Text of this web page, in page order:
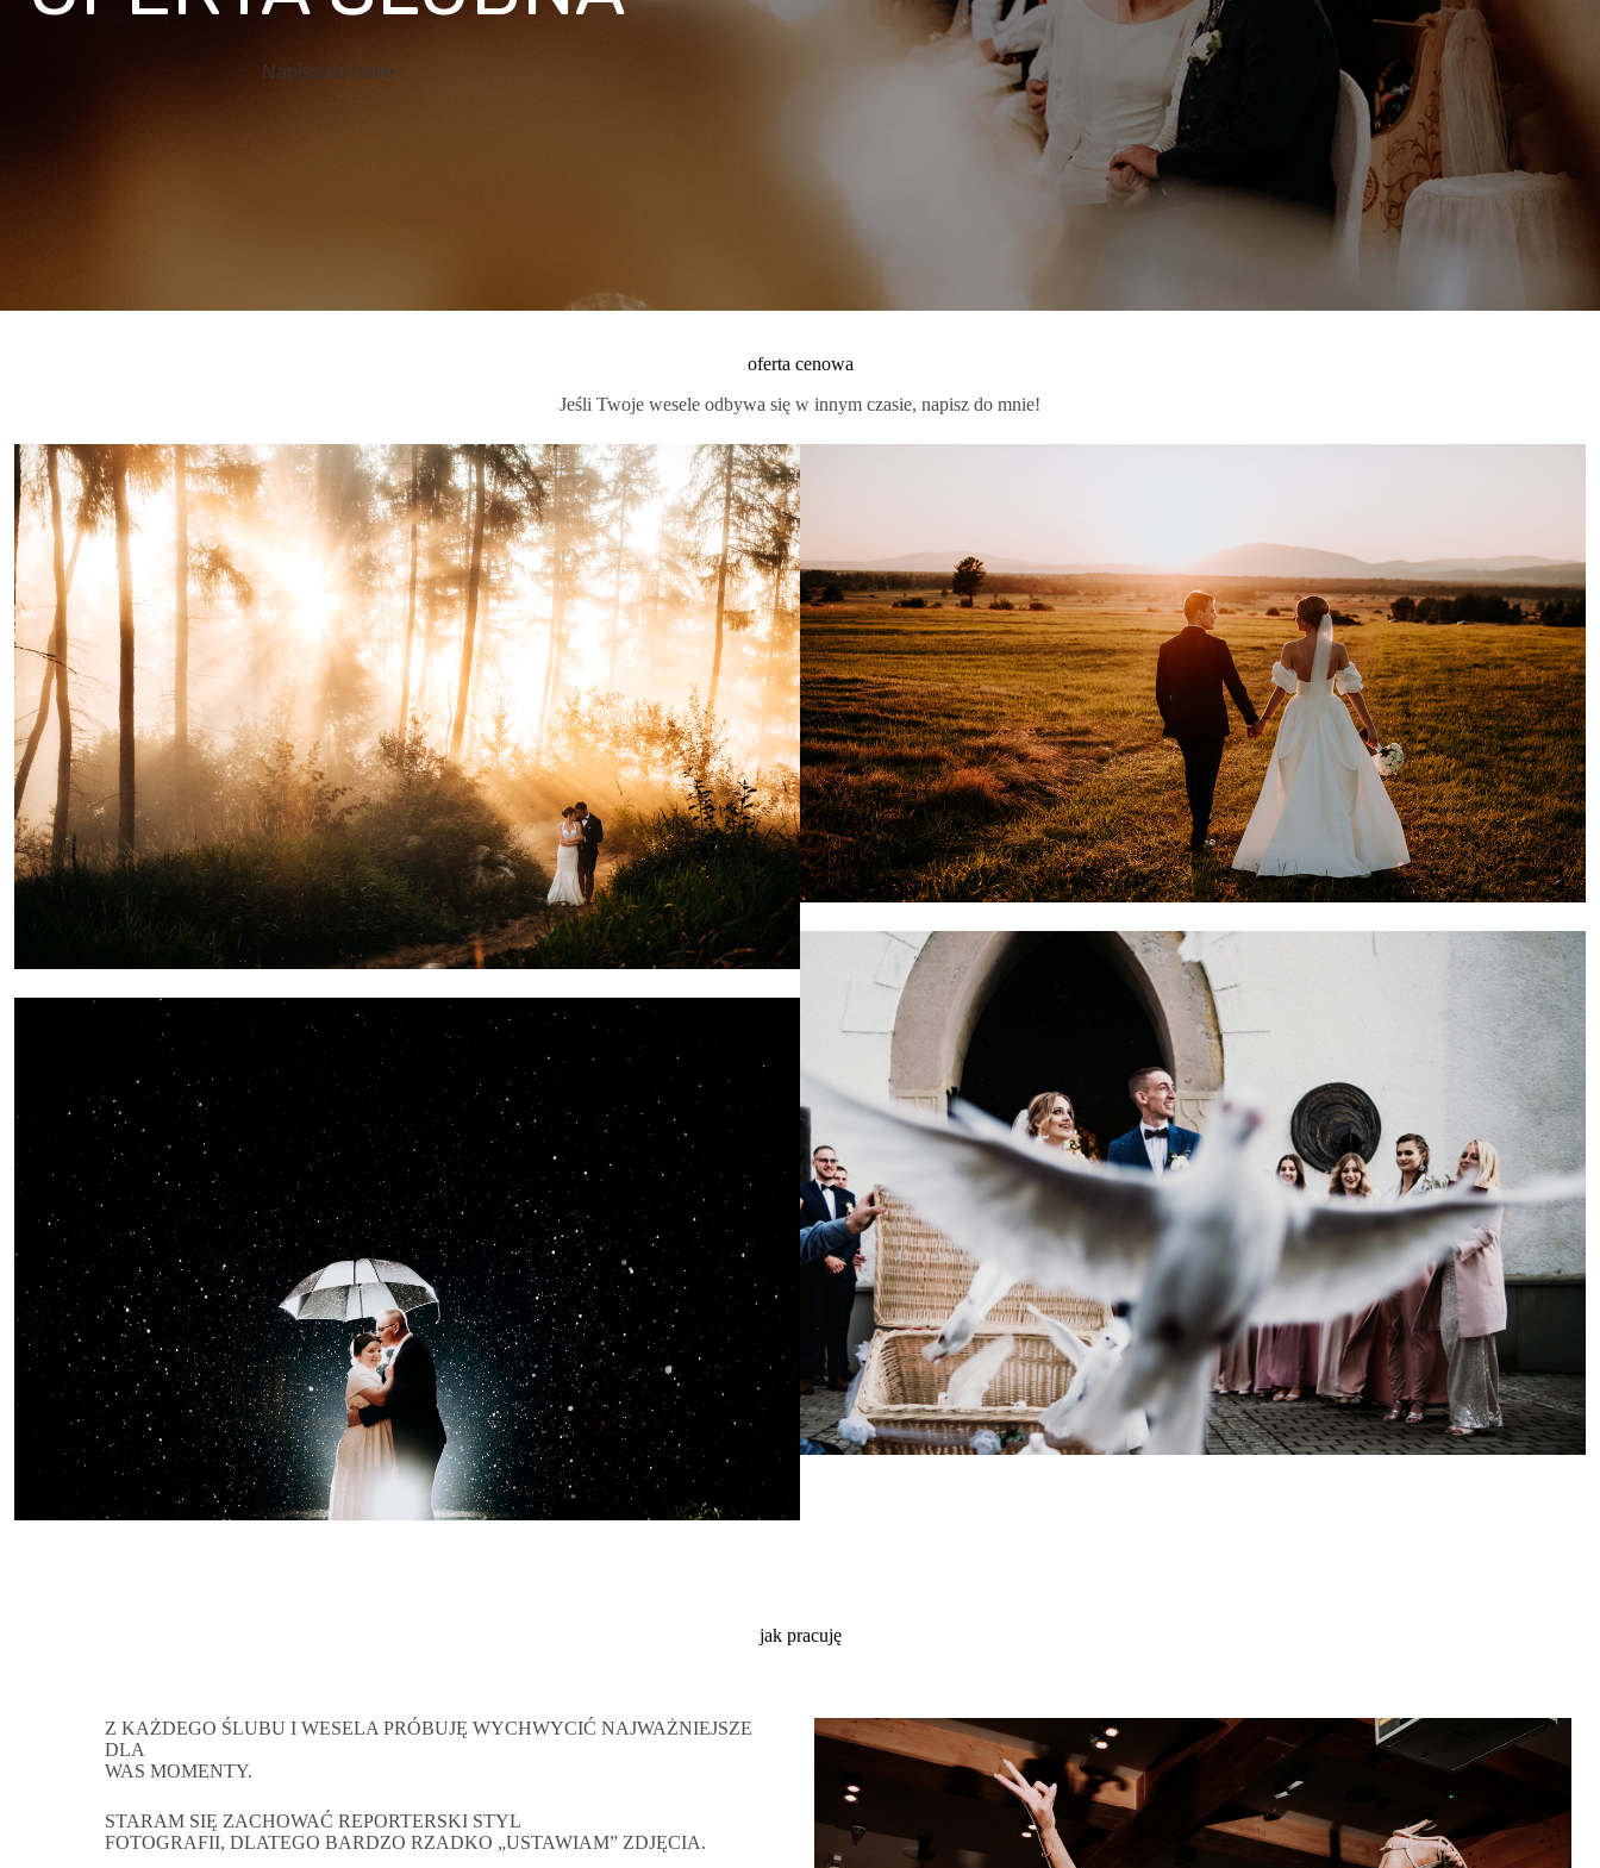
Napisz do mnie
oferta cenowa
Jeśli Twoje wesele odbywa się w innym czasie, napisz do mnie!
jak pracuję
Z KAŻDEGO ŚLUBU I WESELA PRÓBUJĘ WYCHWYCIĆ NAJWAŻNIEJSZE
DLA
WAS MOMENTY.
STARAM SIĘ ZACHOWAĆ REPORTERSKI STYL
FOTOGRAFII, DLATEGO BARDZO RZADKO „USTAWIAM” ZDJĘCIA.